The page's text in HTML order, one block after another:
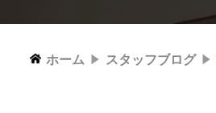
ホーム スタッフブログ